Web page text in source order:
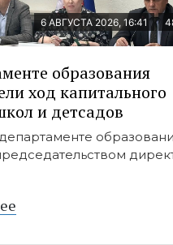
6 АВГУСТА 2026, 16:41
образования
ход капитального
и детсадов